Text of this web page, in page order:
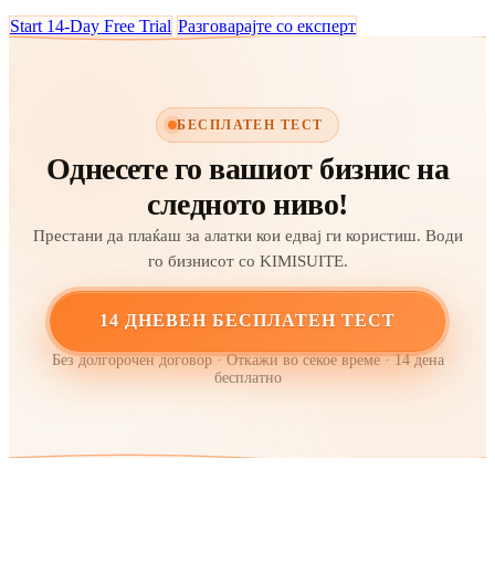
Start 14-Day Free Trial Разговарајте со експерт
БЕСПЛАТЕН ТЕСТ
Однесете го вашиот бизнис на
следното ниво!
Престани да плаќаш за алатки кои едвај ги користиш. Води
го бизнисот со KIMISUITE.
14 ДНЕВЕН БЕСПЛАТЕН ТЕСТ
Без долгорочен договор · Откажи во секое време · 14 дена
бесплатно